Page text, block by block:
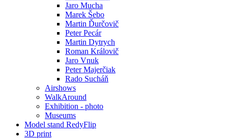
Jaro Mucha
Marek Šebo
Martin Ďurčovič
Peter Pecár
Martin Dytrych
Roman Královič
Jaro Vnuk
Peter Majerčiak
Rado Sucháň
Airshows
WalkAround
Exhibition - photo
Museums
Model stand RedyFlip
3D print